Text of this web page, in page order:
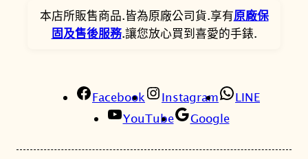
0
。
0
。
’
S
亞
定
款
動
本店所販售商品.皆為原廠公司貨.享有原廠保
固及售後服務.讓您放心買到喜愛的手錶.
Facebook Instagram
LINE
YouTube
Google